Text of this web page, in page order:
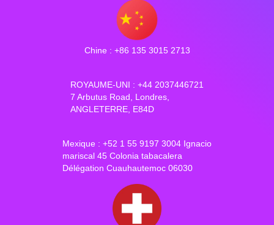
Chine : +86 135 3015 2713
ROYAUME-UNI : +44 2037446721
7 Arbutus Road, Londres,
ANGLETERRE, E84D
Mexique : +52 1 55 9197 3004 Ignacio
mariscal 45 Colonia tabacalera
Délégation Cuauhautemoc 06030